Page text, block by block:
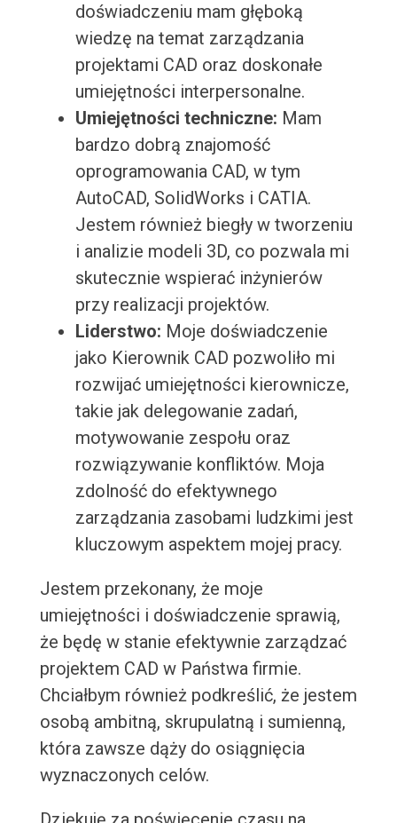
doświadczeniu mam głęboką
wiedzę na temat zarządzania
projektami CAD oraz doskonałe
umiejętności interpersonalne.
Umiejętności techniczne: Mam
bardzo dobrą znajomość
oprogramowania CAD, w tym
AutoCAD, SolidWorks i CATIA.
Jestem również biegły w tworzeniu
i analizie modeli 3D, co pozwala mi
skutecznie wspierać inżynierów
przy realizacji projektów.
Liderstwo: Moje doświadczenie
jako Kierownik CAD pozwoliło mi
rozwijać umiejętności kierownicze,
takie jak delegowanie zadań,
motywowanie zespołu oraz
rozwiązywanie konfliktów. Moja
zdolność do efektywnego
zarządzania zasobami ludzkimi jest
kluczowym aspektem mojej pracy.
Jestem przekonany, że moje
umiejętności i doświadczenie sprawią,
że będę w stanie efektywnie zarządzać
projektem CAD w Państwa firmie.
Chciałbym również podkreślić, że jestem
osobą ambitną, skrupulatną i sumienną,
która zawsze dąży do osiągnięcia
wyznaczonych celów.